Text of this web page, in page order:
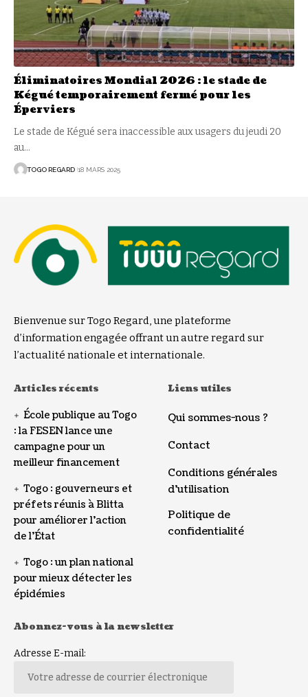
Éliminatoires Mondial 2026 : le stade de
Kégué temporairement fermé pour les
Éperviers
Le stade de Kégué sera inaccessible aux usagers du jeudi 20
au…
TOGO REGARD 18 MARS 2025
Bienvenue sur Togo Regard, une plateforme
d’information engagée offrant un autre regard sur
l’actualité nationale et internationale.
Articles récents
École publique au Togo
: la FESEN lance une
campagne pour un
meilleur financement
Togo : gouverneurs et
préfets réunis à Blitta
pour améliorer l’action
de l’État
Togo : un plan national
pour mieux détecter les
épidémies
Liens utiles
Qui sommes-nous ?
Contact
Conditions générales
d’utilisation
Politique de
confidentialité
Abonnez-vous à la newsletter
Adresse E-mail: